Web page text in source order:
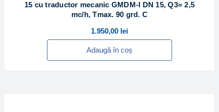
15 cu traductor mecanic GMDM-I DN 15, Q3= 2,5
mc/h, Tmax. 90 grd. C
1.950,00 lei
Adaugă în coș